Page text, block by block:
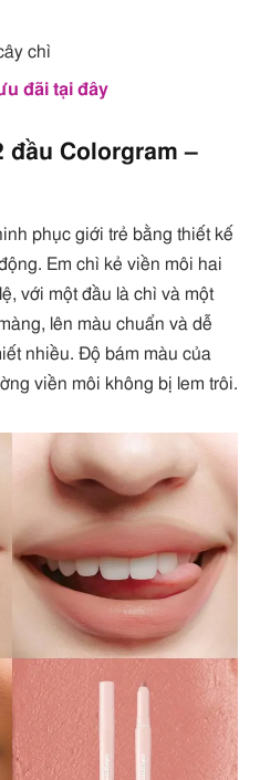
chì
đãi tại đây
đầu Colorgram –
phục giới trẻ bằng thiết kế
Em chì kẻ viền môi hai
với một đầu là chì và một
lên màu chuẩn và dễ
nhiều. Độ bám màu của
viền môi không bị lem trôi.